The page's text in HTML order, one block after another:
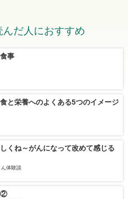
んだ人におすすめ
事
と栄養へのよくある5つのイメージ
くね～がんになって改めて感じる
体験談
②